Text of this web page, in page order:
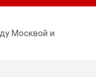
Москвой и